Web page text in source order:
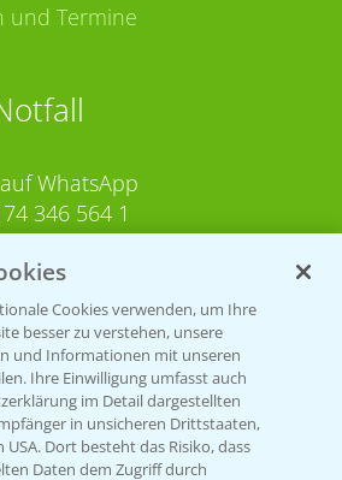
und Termine
WhatsApp
346 564 1
30-20220
Cookies verwenden, um Ihre
besser zu verstehen, unsere
und Informationen mit unseren
Ihre Einwilligung umfasst auch
im Detail dargestellten
in unsicheren Drittstaaten,
Dort besteht das Risiko, dass
Daten dem Zugriff durch